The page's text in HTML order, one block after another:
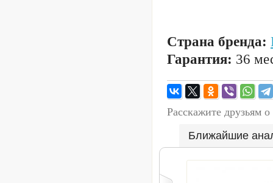
Страна бренда:
Гарантия: 36
Расскажите друзьям
Ближайшие